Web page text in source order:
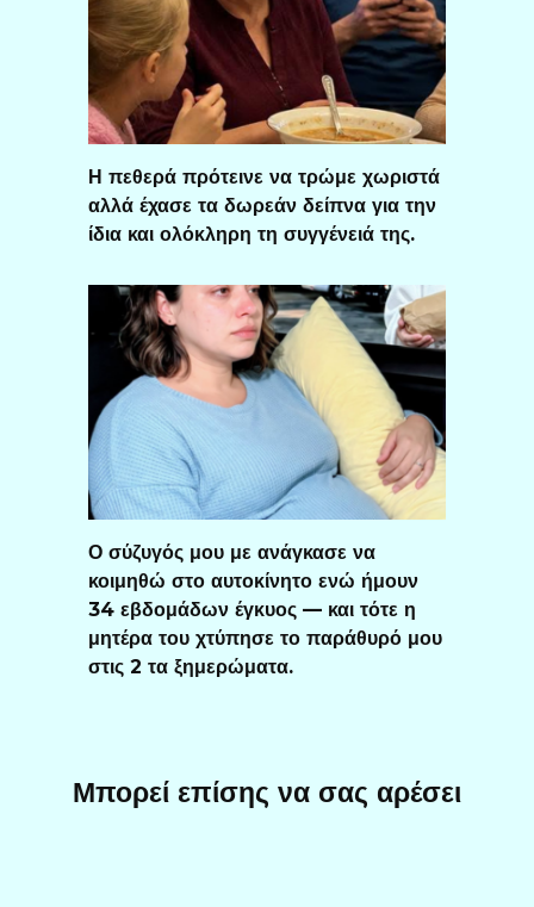
Η πεθερά πρότεινε να τρώμε χωριστά
αλλά έχασε τα δωρεάν δείπνα για την
ίδια και ολόκληρη τη συγγένειά της.
Ο σύζυγός μου με ανάγκασε να
κοιμηθώ στο αυτοκίνητο ενώ ήμουν
34 εβδομάδων έγκυος — και τότε η
μητέρα του χτύπησε το παράθυρό μου
στις 2 τα ξημερώματα.
Μπορεί επίσης να σας αρέσει